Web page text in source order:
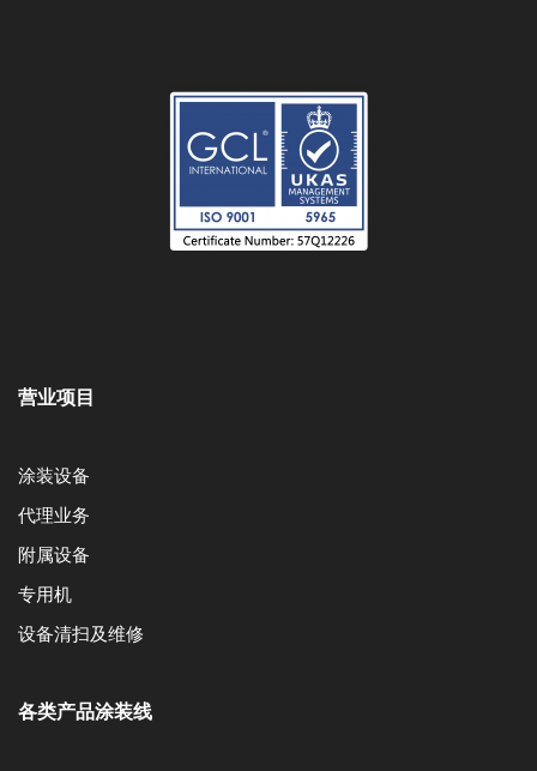
营业项目
涂装设备
代理业务
附属设备
专用机
设备清扫及维修
各类产品涂装线